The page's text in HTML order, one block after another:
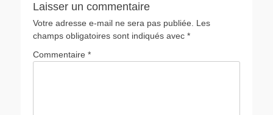
Laisser un commentaire
Votre adresse e-mail ne sera pas publiée.
Les
champs obligatoires sont indiqués avec *
Commentaire *